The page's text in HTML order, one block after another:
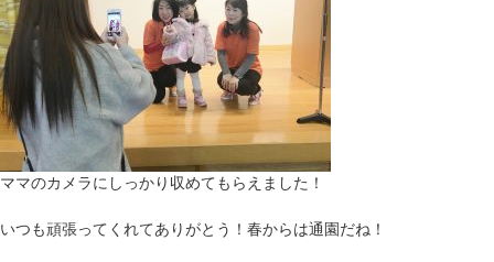
ママのカメラにしっかり収めてもらえました！
いつも頑張ってくれてありがとう！春からは通園だね！